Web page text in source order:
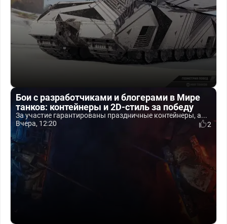
Бои с разработчиками и блогерами в Мире
танков: контейнеры и 2D-стиль за победу
За участие гарантированы праздничные контейнеры, а...
Вчера, 12:20
2